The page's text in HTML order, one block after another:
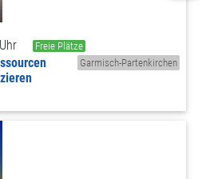
Freie Plätze
Garmisch-Partenkirchen